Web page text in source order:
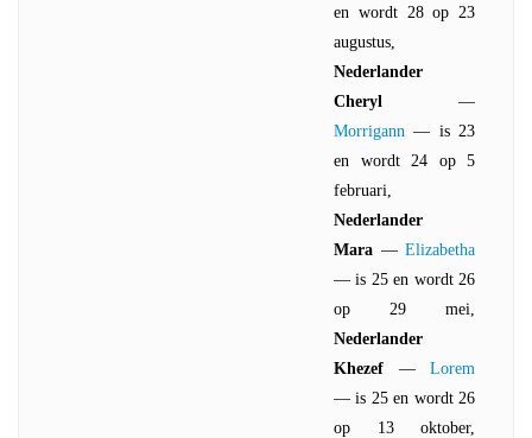
en wordt 28 op 23
augustus,
Nederlander
Cheryl —
Morrigann — is 23
en wordt 24 op 5
februari,
Nederlander
Mara — Elizabetha
— is 25 en wordt 26
op 29 mei,
Nederlander
Khezef — Lorem
— is 25 en wordt 26
op 13 oktober,